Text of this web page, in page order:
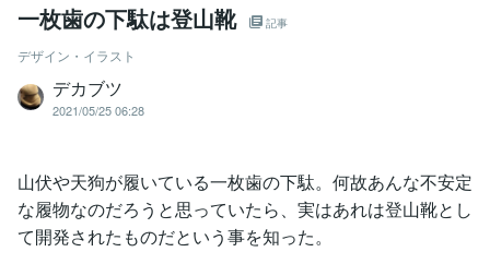
一枚歯の下駄は登山靴 記事
デザイン・イラスト
デカブツ
2021/05/25 06:28
山伏や天狗が履いている一枚歯の下駄。何故あんな不安定
な履物なのだろうと思っていたら、実はあれは登山靴とし
て開発されたものだという事を知った。